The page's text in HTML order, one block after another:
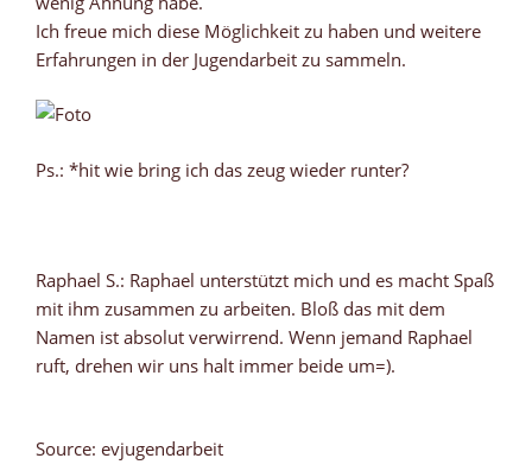
Ich freue mich diese Möglichkeit zu haben und weitere
Erfahrungen in der Jugendarbeit zu sammeln.
Ps.: *hit wie bring ich das zeug wieder runter?
Raphael S.: Raphael unterstützt mich und es macht Spaß
mit ihm zusammen zu arbeiten. Bloß das mit dem
Namen ist absolut verwirrend. Wenn jemand Raphael
ruft, drehen wir uns halt immer beide um=).
Source: evjugendarbeit